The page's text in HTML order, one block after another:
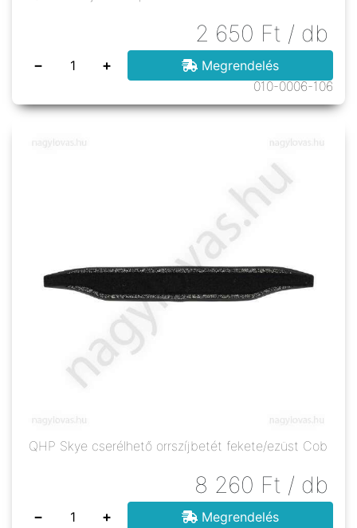
2 650 Ft / db
− +
Megrendelés
010-0006-106
QHP Skye cserélhető orrszíjbetét fekete/ezüst Cob
8 260 Ft / db
− +
Megrendelés